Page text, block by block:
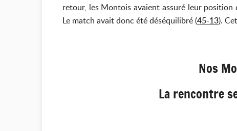
retour, les Montois avaient assuré leur position
Le match avait donc été déséquilibré (45-13).
Nos
La rencontre